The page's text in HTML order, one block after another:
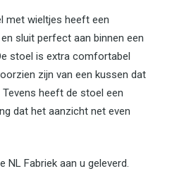
met wieltjes heeft een
sluit perfect aan binnen een
stoel is extra comfortabel
zijn van een kussen dat
heeft de stoel een
dat het aanzicht net even
NL Fabriek aan u geleverd.